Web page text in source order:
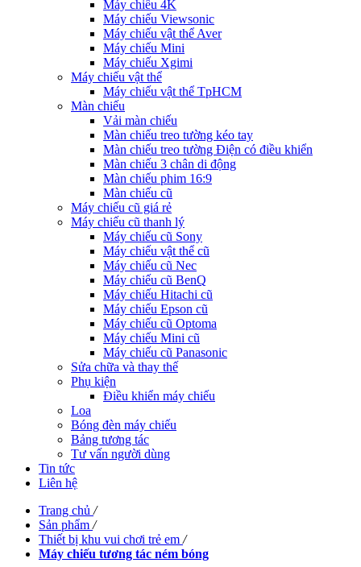
Máy chiếu 4K
Máy chiếu Viewsonic
Máy chiếu vật thể Aver
Máy chiếu Mini
Máy chiếu Xgimi
Máy chiếu vật thể
Máy chiếu vật thể TpHCM
Màn chiếu
Vải màn chiếu
Màn chiếu treo tường kéo tay
Màn chiếu treo tường Điện có điều khiển
Màn chiếu 3 chân di động
Màn chiếu phim 16:9
Màn chiếu cũ
Máy chiếu cũ giá rẻ
Máy chiếu cũ thanh lý
Máy chiếu cũ Sony
Máy chiếu vật thể cũ
Máy chiếu cũ Nec
Máy chiếu cũ BenQ
Máy chiếu Hitachi cũ
Máy chiếu Epson cũ
Máy chiếu cũ Optoma
Máy chiếu Mini cũ
Máy chiếu cũ Panasonic
Sửa chữa và thay thế
Phụ kiện
Điều khiển máy chiếu
Loa
Bóng đèn máy chiếu
Bảng tương tác
Tư vấn người dùng
Tin tức
Liên hệ
Trang chủ /
Sản phẩm /
Thiết bị khu vui chơi trẻ em /
Máy chiếu tương tác ném bóng